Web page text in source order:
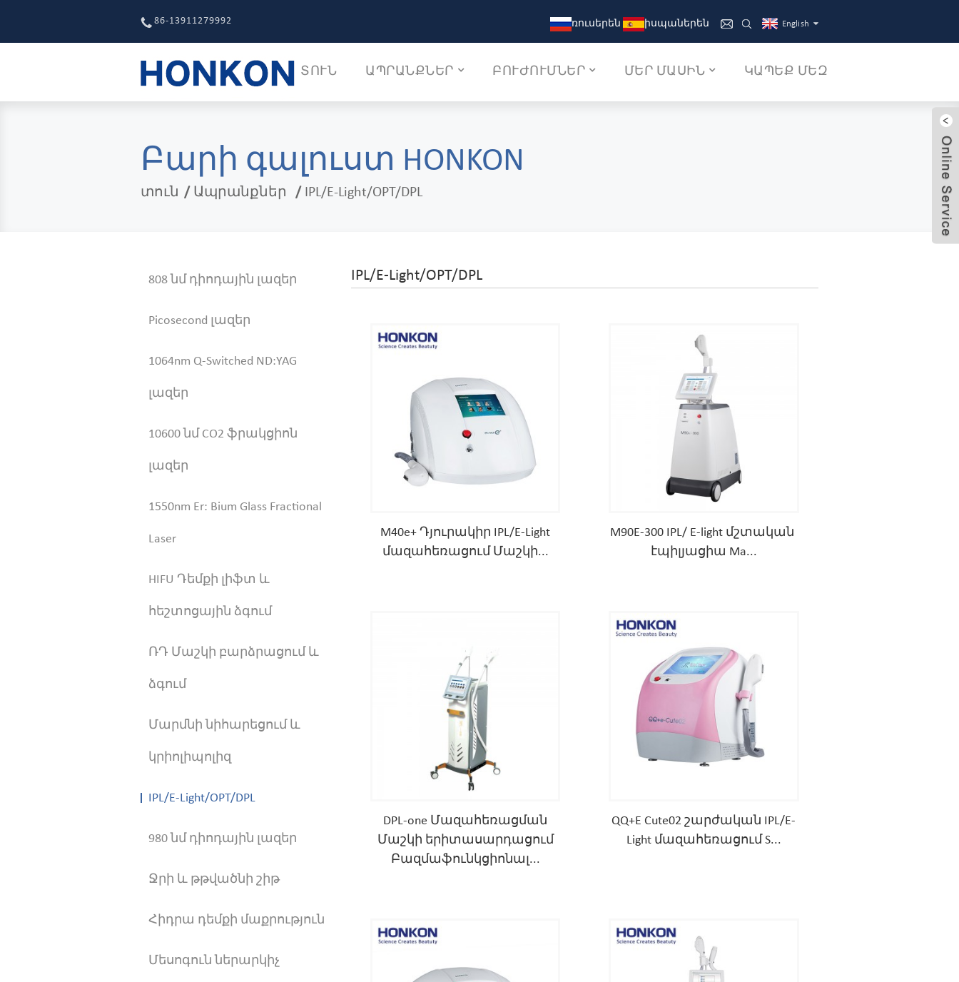
ռուսերեն իսպաներեն
86-13911279992 English
ՏՈՒՆ ԱՊՐԱՆՔՆԵՐ ԲՈՒԺՈՒՄՆԵՐ ՄԵՐ ՄԱՍԻՆ ԿԱՊԵՔ ՄԵԶ
Բարի գալուստ HONKON
տուն Ապրանքներ IPL/E-Light/OPT/DPL
808 նմ դիոդային լազեր
Picosecond լազեր
1064nm Q-Switched ND:YAG
լազեր
10600 նմ CO2 ֆրակցիոն
լազեր
1550nm Er: Bium Glass Fractional
Laser
HIFU Դեմքի լիֆտ և
հեշտոցային ձգում
ՌԴ Մաշկի բարձրացում և
ձգում
Մարմնի նիհարեցում և
կրիոլիպոլիզ
IPL/E-Light/OPT/DPL
980 նմ դիոդային լազեր
Ջրի և թթվածնի շիթ
Հիդրա դեմքի մաքրություն
Մեսոգուն ներարկիչ
IPL/E-Light/OPT/DPL
M40e+ Դյուրակիր IPL/E-Light
մազահեռացում Մաշկի...
M90E-300 IPL/ E-light մշտական ​​
էպիլյացիա Ma...
DPL-one Մազահեռացման
Մաշկի երիտասարդացում
Բազմաֆունկցիոնալ...
QQ+E Cute02 շարժական IPL/E-
Light մազահեռացում S...